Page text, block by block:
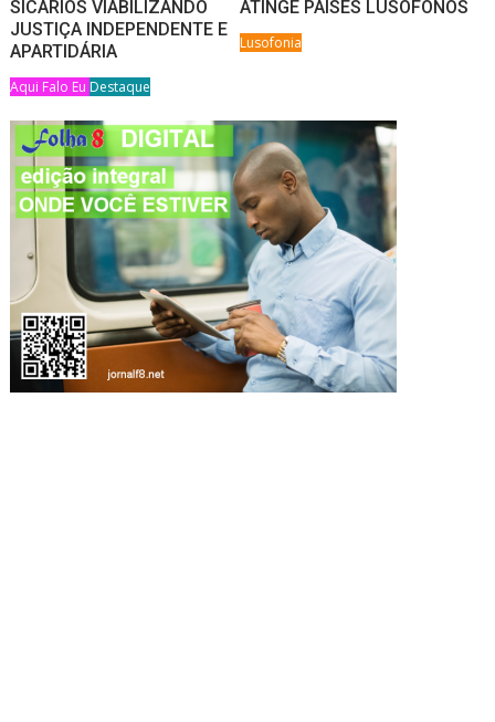
SICÁRIOS VIABILIZANDO
JUSTIÇA INDEPENDENTE E
APARTIDÁRIA
Aqui Falo Eu Destaque
ATINGE PAÍSES LUSÓFONOS
Lusofonia